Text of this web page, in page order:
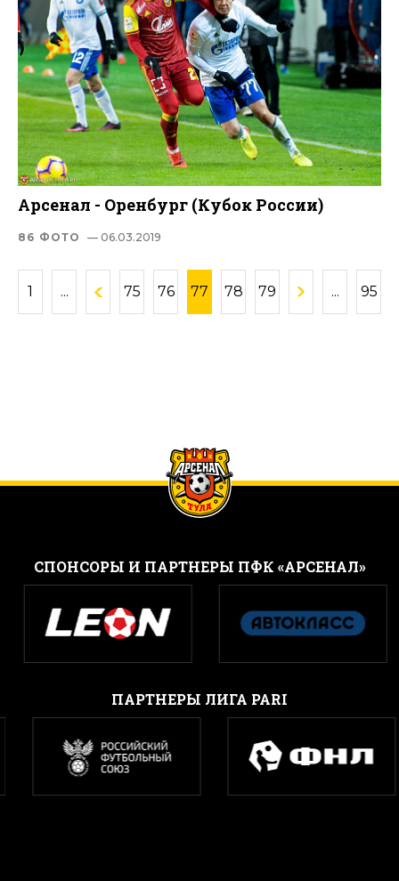
Арсенал - Оренбург (Кубок России)
86 ФОТО — 06.03.2019
1 ... 75 76 77 78 79 ... 95
CПОНСОРЫ И ПАРТНЕРЫ ПФК «АРСЕНАЛ»
ПАРТНЕРЫ ЛИГА PARI